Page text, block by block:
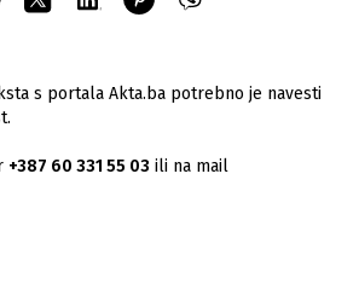
s portala Akta.ba potrebno je navesti
+387 60 331 55 03 ili na mail